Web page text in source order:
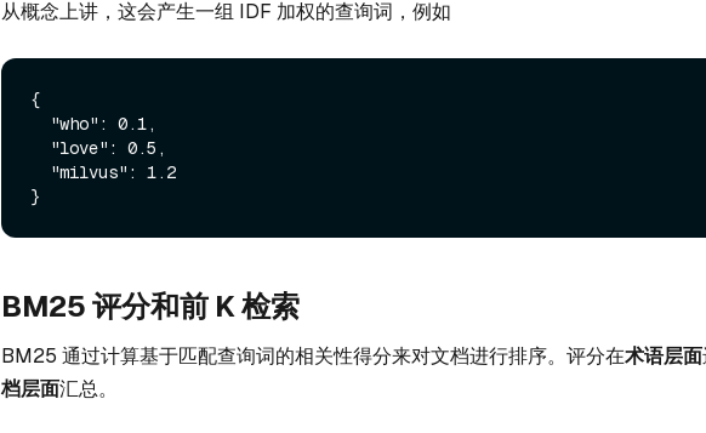
从概念上讲，这会产生一组 IDF 加权的查询词，例如
{
BM25 评分和前 K 检索
BM25 通过计算基于匹配查询词的相关性得分来对文档进行排序。评分在术语层面
档层面汇总。